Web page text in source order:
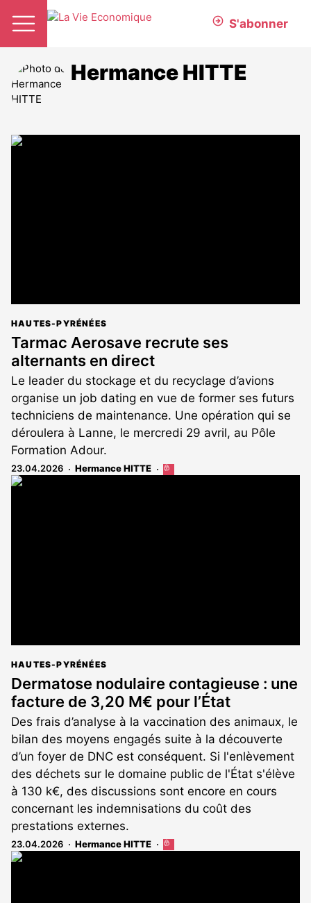
S'abonner
Hermance HITTE
HAUTES-PYRÉNÉES
Tarmac Aerosave recrute ses
alternants en direct
Le leader du stockage et du recyclage d’avions
organise un job dating en vue de former ses futurs
techniciens de maintenance. Une opération qui se
déroulera à Lanne, le mercredi 29 avril, au Pôle
Formation Adour.
23.04.2026 Hermance HITTE
Cet
HAUTES-PYRÉNÉES
Dermatose nodulaire contagieuse : une
facture de 3,20 M€ pour l’État
Des frais d’analyse à la vaccination des animaux, le
bilan des moyens engagés suite à la découverte
d’un foyer de DNC est conséquent. Si l'enlèvement
des déchets sur le domaine public de l'État s'élève
à 130 k€, des discussions sont encore en cours
concernant les indemnisations du coût des
prestations externes.
23.04.2026 Hermance HITTE
Cet